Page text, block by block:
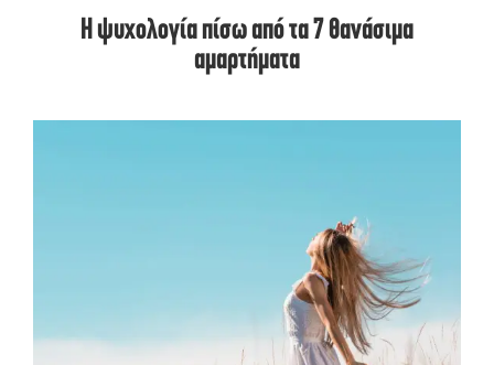
Η ψυχολογία πίσω από τα 7 θανάσιμα
αμαρτήματα